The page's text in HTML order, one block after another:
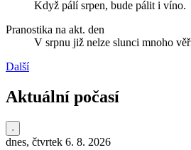
Když pálí srpen, bude pálit i víno.
Pranostika na akt. den
V srpnu již nelze slunci mnoho
Další
Aktuální počasí
dnes, čtvrtek 6. 8. 2026